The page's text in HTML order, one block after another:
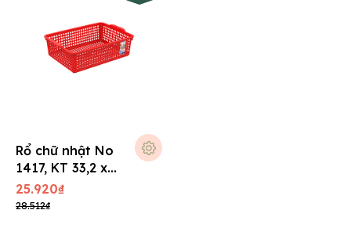
Rổ chữ nhật No
1417, KT 33,2 x
23,5 x 9,8 cm A5
25.920₫
28.512₫